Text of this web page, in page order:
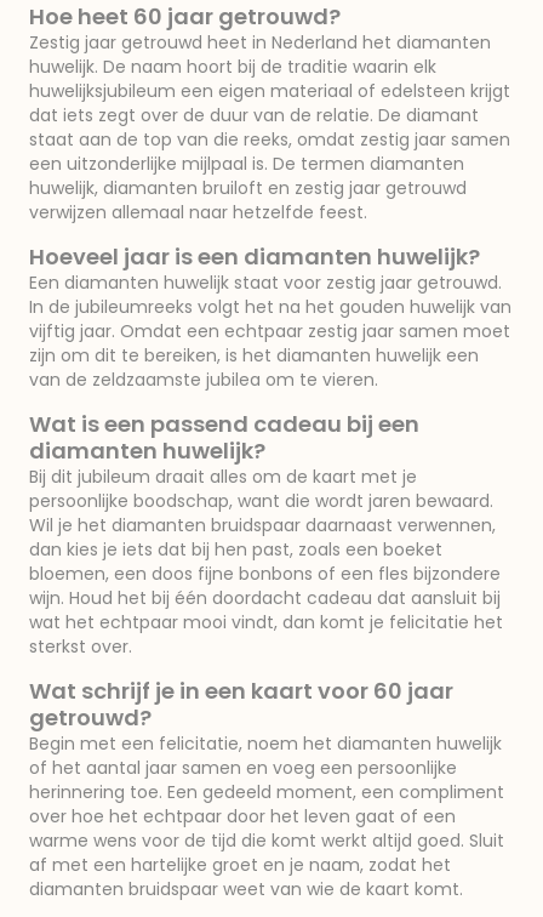
Hoe heet 60 jaar getrouwd?
Zestig jaar getrouwd heet in Nederland het diamanten
huwelijk. De naam hoort bij de traditie waarin elk
huwelijksjubileum een eigen materiaal of edelsteen krijgt
dat iets zegt over de duur van de relatie. De diamant
staat aan de top van die reeks, omdat zestig jaar samen
een uitzonderlijke mijlpaal is. De termen diamanten
huwelijk, diamanten bruiloft en zestig jaar getrouwd
verwijzen allemaal naar hetzelfde feest.
Hoeveel jaar is een diamanten huwelijk?
Een diamanten huwelijk staat voor zestig jaar getrouwd.
In de jubileumreeks volgt het na het gouden huwelijk van
vijftig jaar. Omdat een echtpaar zestig jaar samen moet
zijn om dit te bereiken, is het diamanten huwelijk een
van de zeldzaamste jubilea om te vieren.
Wat is een passend cadeau bij een
diamanten huwelijk?
Bij dit jubileum draait alles om de kaart met je
persoonlijke boodschap, want die wordt jaren bewaard.
Wil je het diamanten bruidspaar daarnaast verwennen,
dan kies je iets dat bij hen past, zoals een boeket
bloemen, een doos fijne bonbons of een fles bijzondere
wijn. Houd het bij één doordacht cadeau dat aansluit bij
wat het echtpaar mooi vindt, dan komt je felicitatie het
sterkst over.
Wat schrijf je in een kaart voor 60 jaar
getrouwd?
Begin met een felicitatie, noem het diamanten huwelijk
of het aantal jaar samen en voeg een persoonlijke
herinnering toe. Een gedeeld moment, een compliment
over hoe het echtpaar door het leven gaat of een
warme wens voor de tijd die komt werkt altijd goed. Sluit
af met een hartelijke groet en je naam, zodat het
diamanten bruidspaar weet van wie de kaart komt.